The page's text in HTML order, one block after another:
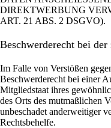
DIREKTWERBUNG
ART. 21 ABS. 2 DSGVO).
Beschwerde­recht bei
Im Falle von Verstößen
Beschwerderecht bei einer
Mitgliedstaat ihres
des Orts des mutmaßlichen
unbeschadet anderweitiger
Rechtsbehelfe.